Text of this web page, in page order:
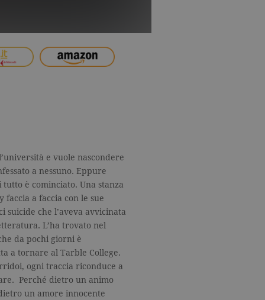
e vuole nascondere
a nessuno. Eppure
è cominciato. Una stanza
a faccia con le sue
suicide che l’aveva avvicinata
L’ha trovato nel
da pochi giorni è
a tornare al Tarble College.
ogni traccia riconduce a
Perché dietro un animo
un amore innocente